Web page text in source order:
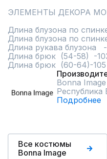
ЭЛЕМЕНТЫ ДЕКОРА
Длина блузона по
Длина блузона по
Длина рукава блузона
Длина брюк  (54-58)  -
Длина брюк  (60-64)-
Bonna Image
Республика
Подробнее
Все костюмы
Bonna Image